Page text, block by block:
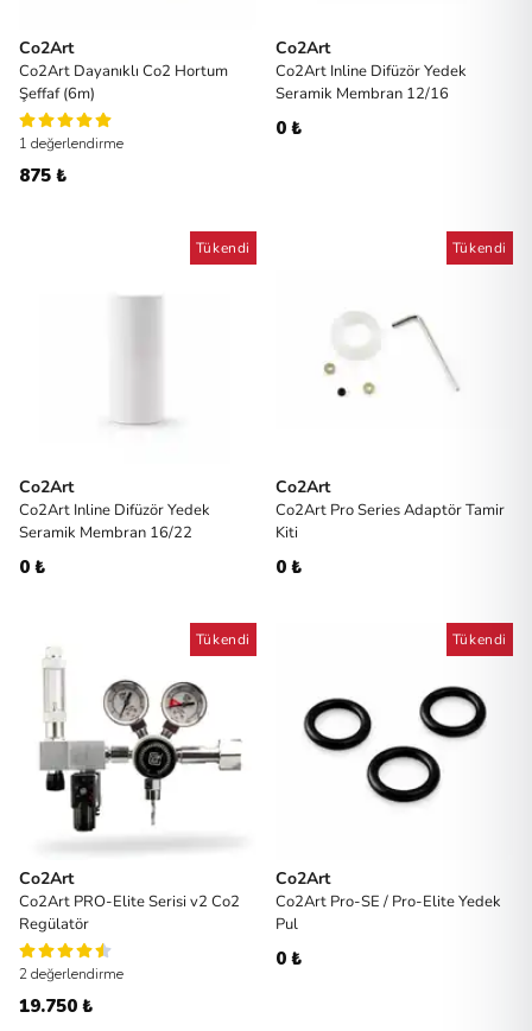
Co2Art
Co2Art Dayanıklı Co2 Hortum
Şeffaf (6m)
1 değerlendirme
875 ₺
Co2Art
Co2Art Inline Difüzör Yedek
Seramik Membran 12/16
0 ₺
Tükendi
Co2Art
Co2Art Inline Difüzör Yedek
Seramik Membran 16/22
0 ₺
Tükendi
Co2Art
Co2Art Pro Series Adaptör Tamir
Kiti
0 ₺
Tükendi
Co2Art
Co2Art PRO-Elite Serisi v2 Co2
Regülatör
2 değerlendirme
19.750 ₺
Tükendi
Co2Art
Co2Art Pro-SE / Pro-Elite Yedek
Pul
0 ₺